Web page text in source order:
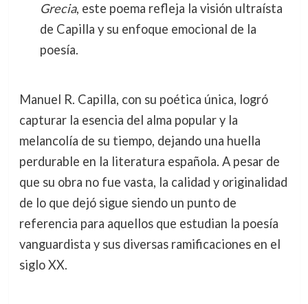
Grecia, este poema refleja la visión ultraísta
de Capilla y su enfoque emocional de la
poesía.
Manuel R. Capilla, con su poética única, logró
capturar la esencia del alma popular y la
melancolía de su tiempo, dejando una huella
perdurable en la literatura española. A pesar de
que su obra no fue vasta, la calidad y originalidad
de lo que dejó sigue siendo un punto de
referencia para aquellos que estudian la poesía
vanguardista y sus diversas ramificaciones en el
siglo XX.